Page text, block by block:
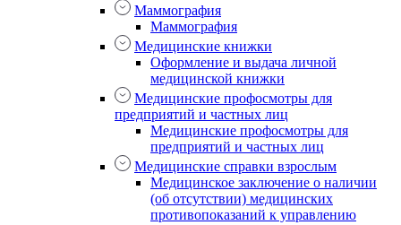
Маммография
Маммография
Медицинские книжки
Оформление и выдача личной
медицинской книжки
Медицинские профосмотры для
предприятий и частных лиц
Медицинские профосмотры для
предприятий и частных лиц
Медицинские справки взрослым
Медицинское заключение о наличии
(об отсутствии) медицинских
противопоказаний к управлению